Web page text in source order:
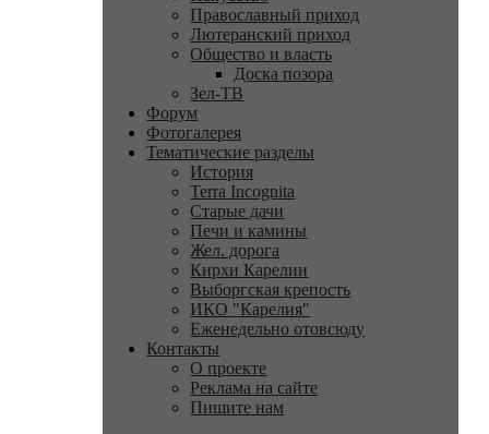
Православный приход
Лютеранский приход
Общество и власть
Доска позора
Зел-ТВ
Форум
Фотогалерея
Тематические разделы
История
Terra Incognita
Старые дачи
Печи и камины
Жел. дорога
Кирхи Карелии
Выборгская крепость
ИКО "Карелия"
Еженедельно отовсюду
Контакты
О проекте
Реклама на сайте
Пишите нам